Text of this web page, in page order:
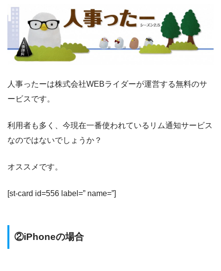
人事ったーは株式会社WEBライダーが運営する無料のサ
ービスです。
利用者も多く、今現在一番使われているリム通知サービス
なのではないでしょうか？
オススメです。
[st-card id=556 label=” name=”]
②iPhoneの場合